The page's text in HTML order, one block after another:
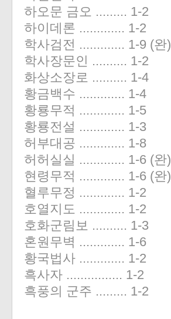
하오문 금오 ......... 1-2
하이데론 ............. 1-2
학사검전 ............. 1-9 (완)
학사장문인 .......... 1-2
화상소장로 .......... 1-4
황금백수 ............. 1-4
황룡무적 ............. 1-5
황룡전설 ............. 1-3
허부대공 ............. 1-8
허허실실 ............. 1-6 (완)
현령무적 ............. 1-6 (완)
혈루무정 ............. 1-2
호열지도 ............. 1-2
호화군림보 .......... 1-3
혼원무벽 ............. 1-6
황국법사 ............. 1-2
흑사자 ................ 1-2
흑풍의 군주 ......... 1-2